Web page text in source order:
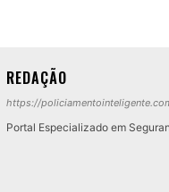
REDAÇÃO
https://
Portal Especializado em